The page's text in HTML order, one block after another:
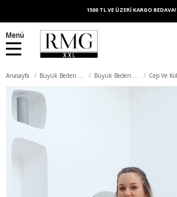
1500 TL VE ÜZERİ KARGO BEDAVA!
Menü
Anasayfa Büyük Beden Üst Giyim Büyük Beden Bluz